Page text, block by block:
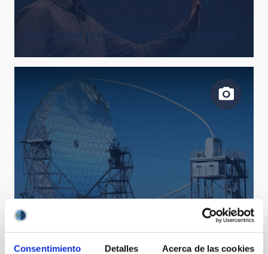
Consentimiento Detalles Acerca de las cookies
Fuerteventura se vuelca con “Descubre el Universo”
Inauguration of the LST-1 telescope on La Palma